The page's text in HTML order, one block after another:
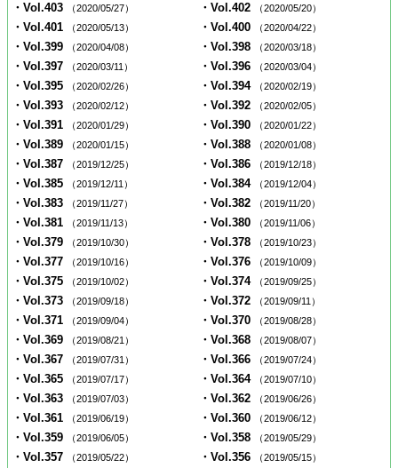
・Vol.403 （2020/05/27） ・Vol.402 （2020/05/20）
・Vol.401 （2020/05/13） ・Vol.400 （2020/04/22）
・Vol.399 （2020/04/08） ・Vol.398 （2020/03/18）
・Vol.397 （2020/03/11） ・Vol.396 （2020/03/04）
・Vol.395 （2020/02/26） ・Vol.394 （2020/02/19）
・Vol.393 （2020/02/12） ・Vol.392 （2020/02/05）
・Vol.391 （2020/01/29） ・Vol.390 （2020/01/22）
・Vol.389 （2020/01/15） ・Vol.388 （2020/01/08）
・Vol.387 （2019/12/25） ・Vol.386 （2019/12/18）
・Vol.385 （2019/12/11） ・Vol.384 （2019/12/04）
・Vol.383 （2019/11/27） ・Vol.382 （2019/11/20）
・Vol.381 （2019/11/13） ・Vol.380 （2019/11/06）
・Vol.379 （2019/10/30） ・Vol.378 （2019/10/23）
・Vol.377 （2019/10/16） ・Vol.376 （2019/10/09）
・Vol.375 （2019/10/02） ・Vol.374 （2019/09/25）
・Vol.373 （2019/09/18） ・Vol.372 （2019/09/11）
・Vol.371 （2019/09/04） ・Vol.370 （2019/08/28）
・Vol.369 （2019/08/21） ・Vol.368 （2019/08/07）
・Vol.367 （2019/07/31） ・Vol.366 （2019/07/24）
・Vol.365 （2019/07/17） ・Vol.364 （2019/07/10）
・Vol.363 （2019/07/03） ・Vol.362 （2019/06/26）
・Vol.361 （2019/06/19） ・Vol.360 （2019/06/12）
・Vol.359 （2019/06/05） ・Vol.358 （2019/05/29）
・Vol.357 （2019/05/22） ・Vol.356 （2019/05/15）